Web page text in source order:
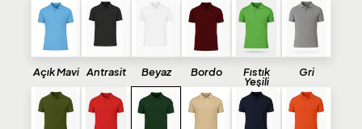
Açık Mavi Antrasit Beyaz Bordo Fıstık
Yeşili
Gri